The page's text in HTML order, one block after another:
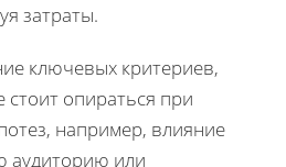
затраты.
ключевых критериев,
стоит опираться при
например, влияние
аудиторию или